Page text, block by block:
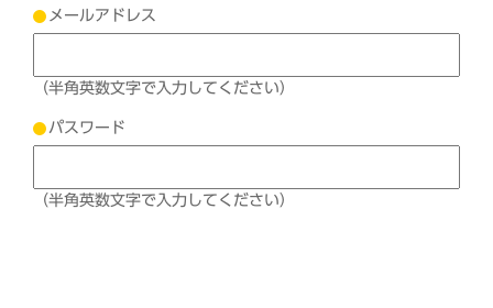
メールアドレス
（半角英数文字で入力してください）
パスワード
（半角英数文字で入力してください）